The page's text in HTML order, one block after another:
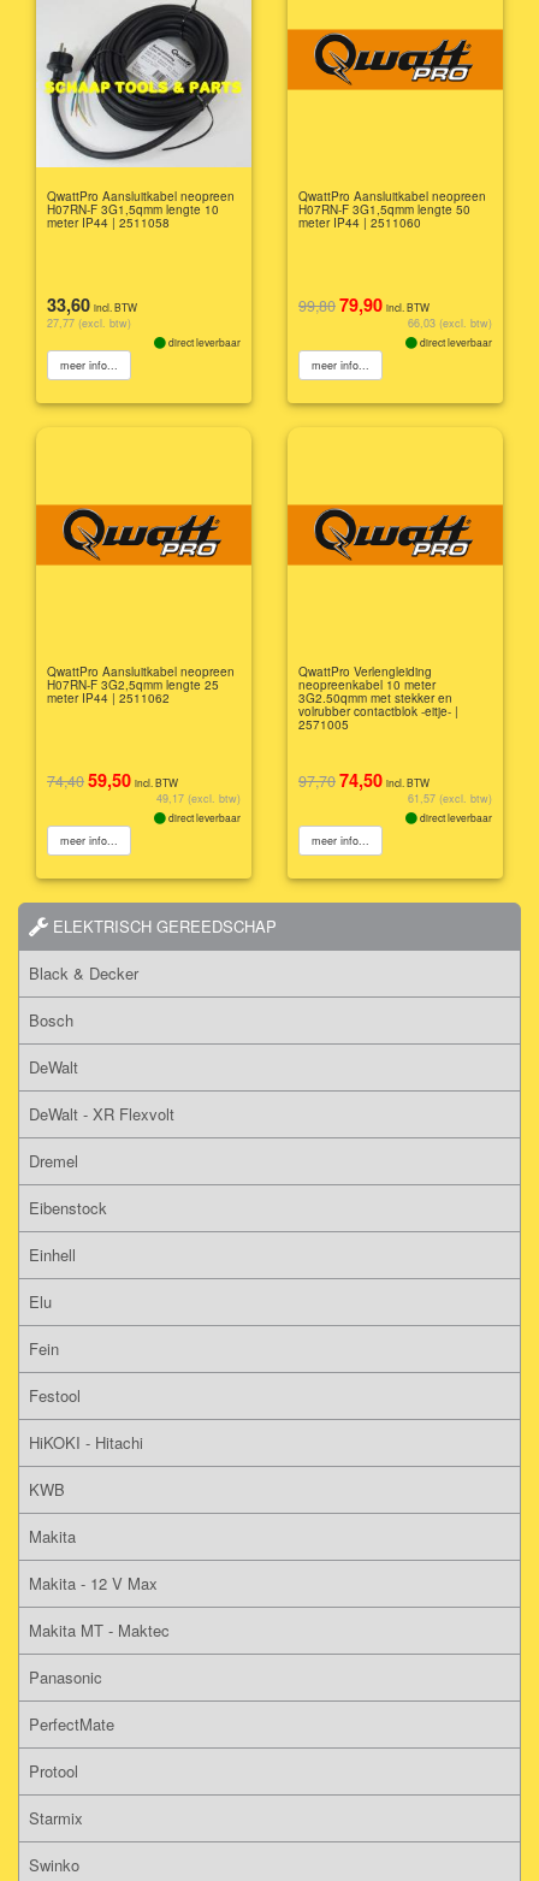
QwattPro Aansluitkabel neopreen
H07RN-F 3G1,5qmm lengte 10
meter IP44 | 2511058
33,60 incl. BTW
27,77 (excl. btw)
direct leverbaar
meer info...
QwattPro Aansluitkabel neopreen
H07RN-F 3G1,5qmm lengte 50
meter IP44 | 2511060
99,8079,90 incl. BTW
66,03 (excl. btw)
direct leverbaar
meer info...
QwattPro Aansluitkabel neopreen
H07RN-F 3G2,5qmm lengte 25
meter IP44 | 2511062
74,4059,50 incl. BTW
49,17 (excl. btw)
direct leverbaar
meer info...
QwattPro Verlengleiding
neopreenkabel 10 meter
3G2.50qmm met stekker en
volrubber contactblok -eitje- |
2571005
97,7074,50 incl. BTW
61,57 (excl. btw)
direct leverbaar
meer info...
ELEKTRISCH GEREEDSCHAP
Black & Decker
Bosch
DeWalt
DeWalt - XR Flexvolt
Dremel
Eibenstock
Einhell
Elu
Fein
Festool
HiKOKI - Hitachi
KWB
Makita
Makita - 12 V Max
Makita MT - Maktec
Panasonic
PerfectMate
Protool
Starmix
Swinko